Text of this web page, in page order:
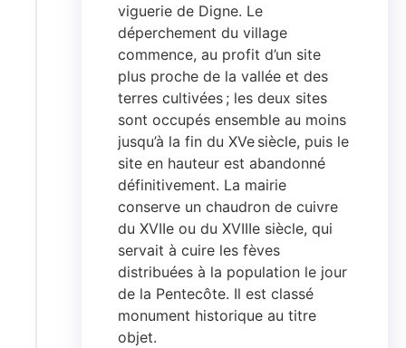
viguerie de Digne. Le
déperchement du village
commence, au profit d’un site
plus proche de la vallée et des
terres cultivées ; les deux sites
sont occupés ensemble au moins
jusqu’à la fin du XVe siècle, puis le
site en hauteur est abandonné
définitivement. La mairie
conserve un chaudron de cuivre
du XVIIe ou du XVIIIe siècle, qui
servait à cuire les fèves
distribuées à la population le jour
de la Pentecôte. Il est classé
monument historique au titre
objet.